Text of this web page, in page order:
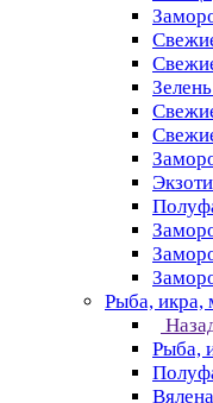
Рыба, икра,
Рыба,